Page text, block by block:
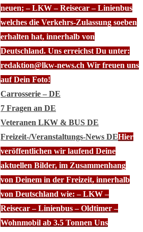
neuen; – LKW – Reisecar – Linienbus
welches die Verkehrs-Zulassung soeben
erhalten hat, innerhalb von
Deutschland. Uns erreichst Du unter:
redaktion@lkw-news.ch Wir freuen uns
auf Dein Foto!
Carrosserie – DE
7 Fragen an DE
Veteranen LKW & BUS DE
Freizeit-/Veranstaltungs-News DEHier
veröffentlichen wir laufend Deine
aktuellen Bilder, im Zusammenhang
von Deinem in der Freizeit, innerhalb
von Deutschland wie: – LKW –
Reisecar – Linienbus – Oldtimer –
Wohnmobil ab 3.5 Tonnen Uns